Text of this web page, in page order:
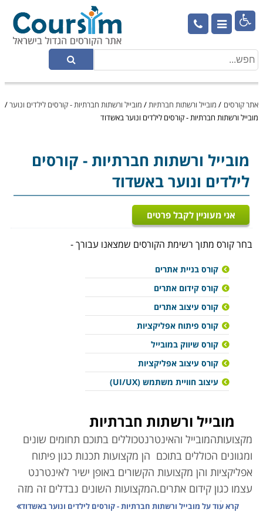

אתר קורסים / מובייל ורשתות חברתיות/ מובייל ורשתות חברתיות - קורסים לילדים ונוער/
מובייל ורשתות חברתיות - קורסים לילדים ונוער באשדוד
מובייל ורשתות חברתיות- קורסים
לילדים ונוער באשדוד
אני מעוניין לקבל פרטים
בחר קורס מתוך רשימת הקורסים שמצאנו עבורך -
קורס בניית אתרים
קורס קידום אתרים
קורס עיצוב אתרים
קורס פיתוח אפליקציות
קורס שיווק במובייל
קורס עיצוב אפליקציות
עיצוב חוויית משתמש (UI/UX)
מובייל ורשתות חברתיות
מקצועותהמובייל והאינטרנטכוללים בתוכם תחומים שונים
ומגוונים הכוללים בתוכם הן מקצועות תכנות כגון פיתוח
אפליקציות והן מקצועות הקשורים באופן ישיר לאינטרנט
עצמו כגון קידום אתרים.המקצועות השונים נבדלים זה מזה
בזמן הלימודים, אפשרויות התעסוקה, אופי העבודה והשכר.
קרא עוד על מובייל ורשתות חברתיות - קורסים לילדים ונוער באשדוד